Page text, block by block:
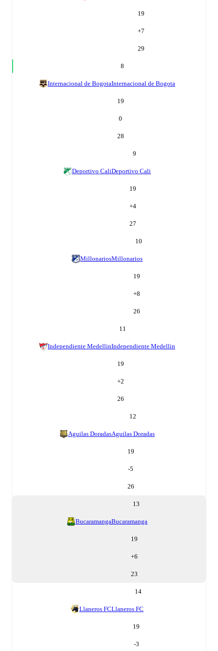
19
+7
29
8
Internacional de BogotaInternacional de Bogota
19
0
28
9
Deportivo CaliDeportivo Cali
19
+4
27
10
MillonariosMillonarios
19
+8
26
11
Independiente MedellinIndependiente Medellin
19
+2
26
12
Aguilas DoradasAguilas Doradas
19
-5
26
13
BucaramangaBucaramanga
19
+6
23
14
Llaneros FCLlaneros FC
19
-3